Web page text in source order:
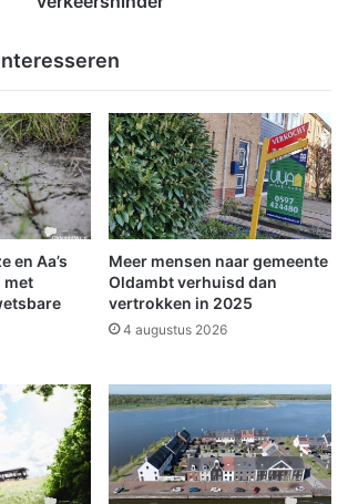
en Aa’s
met
Meer mensen naar gemeente
Oldambt verhuisd dan
vertrokken in 2025
4 augustus 2026